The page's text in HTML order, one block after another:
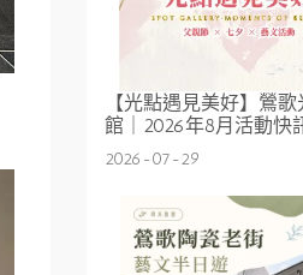
【光點遇見美好】鶯
館｜2026年8月活動快
2026-07-29